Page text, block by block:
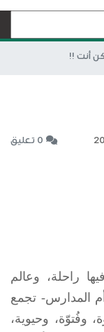
أنت !!
0 تعليق
راحلة، وعالم
المدارس- تجمع
وفُتوّة، وحيوية،